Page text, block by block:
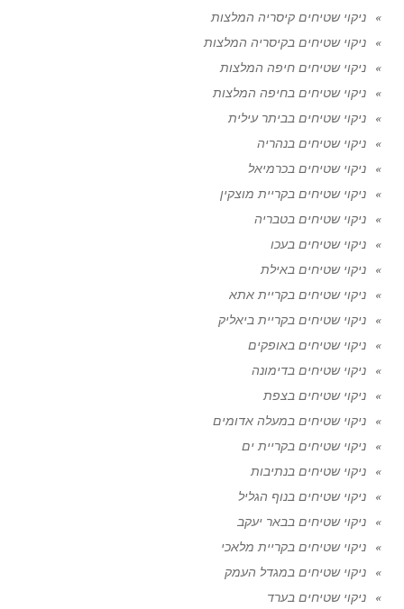
ניקוי שטיחים קיסריה המלצות
ניקוי שטיחים בקיסריה המלצות
ניקוי שטיחים חיפה המלצות
ניקוי שטיחים בחיפה המלצות
ניקוי שטיחים בביתר עילית
ניקוי שטיחים בנהריה
ניקוי שטיחים בכרמיאל
ניקוי שטיחים בקריית מוצקין
ניקוי שטיחים בטבריה
ניקוי שטיחים בעכו
ניקוי שטיחים באילת
ניקוי שטיחים בקריית אתא
ניקוי שטיחים בקריית ביאליק
ניקוי שטיחים באופקים
ניקוי שטיחים בדימונה
ניקוי שטיחים בצפת
ניקוי שטיחים במעלה אדומים
ניקוי שטיחים בקריית ים
ניקוי שטיחים בנתיבות
ניקוי שטיחים בנוף הגליל
ניקוי שטיחים בבאר יעקב
ניקוי שטיחים בקריית מלאכי
ניקוי שטיחים במגדל העמק
ניקוי שטיחים בערד